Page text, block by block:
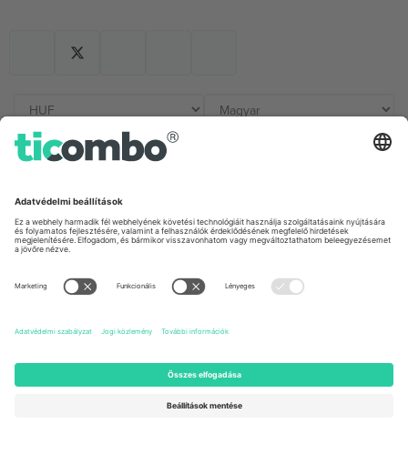
Germany
Unter den Linden 24, 10117
Berlin, Germany
United Kingdom
167 City Road, London, Greater
Newark, Delaware 19713, United
States
Engelberg, Switzerland